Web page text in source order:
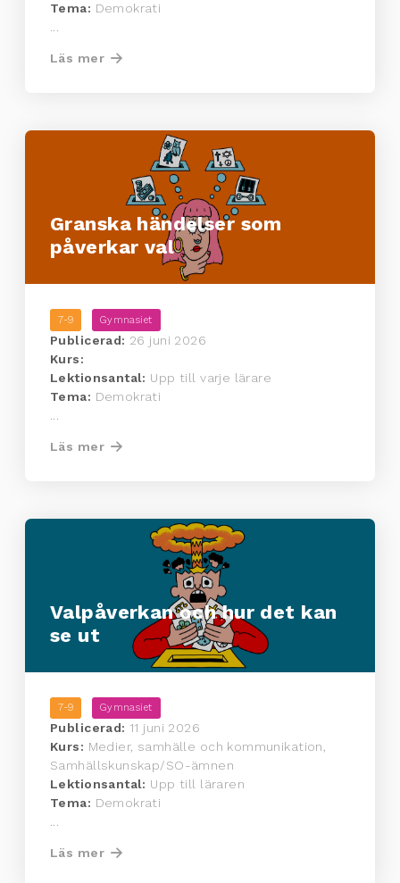
Tema: Demokrati
...
Läs mer
Granska händelser som
påverkar val
7-9 Gymnasiet
Publicerad: 26 juni 2026
Kurs:
Lektionsantal: Upp till varje lärare
Tema: Demokrati
Läs mer
Valpåverkan och hur det kan
se ut
7-9 Gymnasiet
Publicerad: 11 juni 2026
Kurs: Medier, samhälle och kommunikation,
Samhällskunskap/SO-ämnen
Lektionsantal: Upp till läraren
Tema: Demokrati
...
Läs mer